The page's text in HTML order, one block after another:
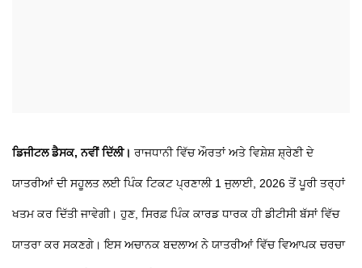
ਡਿਜੀਟਲ ਡੈਸਕ, ਨਵੀਂ ਦਿੱਲੀ। ਰਾਜਧਾਨੀ ਵਿੱਚ ਔਰਤਾਂ ਅਤੇ ਵਿਸ਼ੇਸ਼ ਸ਼੍ਰੇਣੀ ਦੇ
ਯਾਤਰੀਆਂ ਦੀ ਸਹੂਲਤ ਲਈ ਪਿੰਕ ਟਿਕਟ ਪ੍ਰਣਾਲੀ 1 ਜੁਲਾਈ, 2026 ਤੋਂ ਪੂਰੀ ਤਰ੍ਹਾਂ
ਖਤਮ ਕਰ ਦਿੱਤੀ ਜਾਵੇਗੀ। ਹੁਣ, ਸਿਰਫ਼ ਪਿੰਕ ਕਾਰਡ ਧਾਰਕ ਹੀ ਡੀਟੀਸੀ ਬੱਸਾਂ ਵਿੱਚ
ਯਾਤਰਾ ਕਰ ਸਕਣਗੇ। ਇਸ ਅਚਾਨਕ ਬਦਲਾਅ ਨੇ ਯਾਤਰੀਆਂ ਵਿੱਚ ਵਿਆਪਕ ਚਰਚਾ